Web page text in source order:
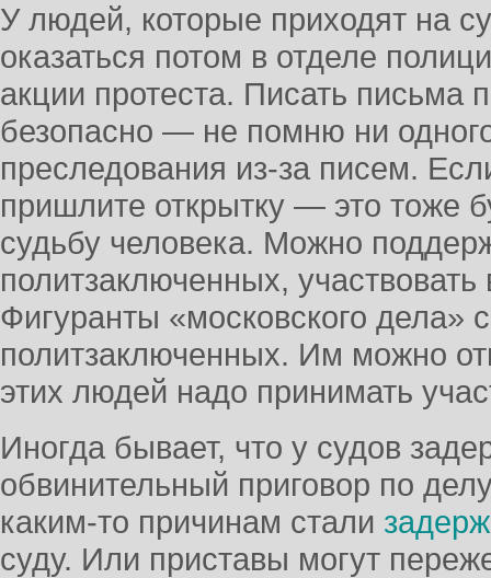
У людей, которые приходят на
оказаться потом в отделе
акции протеста. Писать
безопасно — не помню ни
преследования из-за писем.
пришлите открытку — это тоже
судьбу человека. Можно
политзаключенных, участвовать
Фигуранты «московского дела»
политзаключенных. Им можно
этих людей надо принимать
Иногда бывает, что у судов
обвинительный приговор по
каким-то причинам стали
суду. Или приставы могут